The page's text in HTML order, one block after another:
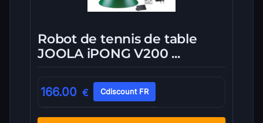
Robot de tennis de table
JOOLA iPONG V200 ...
166.00 € Cdiscount FR